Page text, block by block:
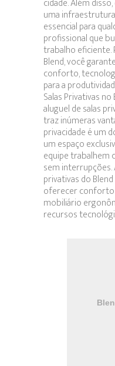
cidade. Além
uma
essencial para
profissional que
trabalho
Blend, você
conforto,
para a
Salas Privativas
aluguel de salas
traz inúmeras
privacidade é um
um espaço
equipe trabalhem
sem interrupções.
privativas do
oferecer conforto
mobiliário
recursos